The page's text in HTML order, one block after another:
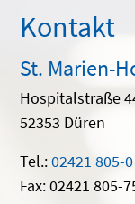
Kontakt
St. Marien-
Hospitalstraße
52353 Düren
Tel.:02421 805-0
Fax: 02421 805-